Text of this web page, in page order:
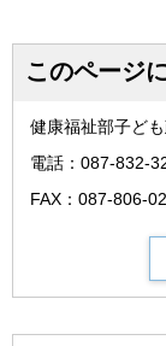
このページ
健康福祉部子ど
電話：087-832-
FAX：087-806-